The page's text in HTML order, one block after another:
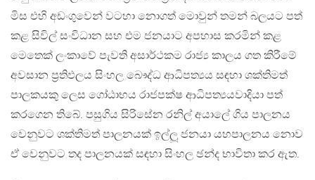
මිස එහි අඩංගුවෙන් වටහා නොගත් මොවුන් තමන් බලයට පත්
කළ සිවිල් සංවිධාන සහ එම ජනයාට අපහාස කරමින් කළ
මෙතෙක් ලංකාවේ පැවති අසාර්ථකම රාජ්‍ය කාලය ගත කිරීමේ
අවසාන ප්‍රතිඵලය සිංහල බෞද්ධ ආධිපත්‍යය සඳහා ශක්තිමත්
පාලකයකු ලෙස ගෝඨාභය රාජපක්ෂ ආධිපත්‍යයවාදියා පත්
කරගෙන තිබේ. පසුගිය සිරිසේන රනිල් අයාලේ ගිය පාලනය
වෙනුවට ශක්තිමත් පාලනයක් ඉල්ලූ ජනයා යහපාලනය නොව
ඒ වෙනුවට තද පාලනයක් සඳහා සිංහල ඡන්ද භාවිතා කර ඇත.